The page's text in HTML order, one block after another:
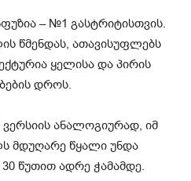
– №1 გასტრიტისთვის.
წმენდას, ათავისუფლებს
ყელისა და პირის
დროს.
ვერსიის ანალოგიურად, იმ
მდუღარე წყალი უნდა
წუთით ადრე ჭამამდე.